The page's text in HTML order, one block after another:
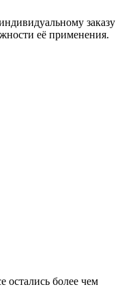
заказу
её применения.
остались более чем